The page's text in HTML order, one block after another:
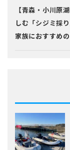
【青森・小川原
しむ「シジミ採り
家族におすすめ